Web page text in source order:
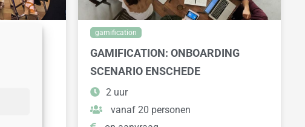
gamification
GAMIFICATION: ONBOARDING
SCENARIO ENSCHEDE
2 uur
vanaf 20 personen